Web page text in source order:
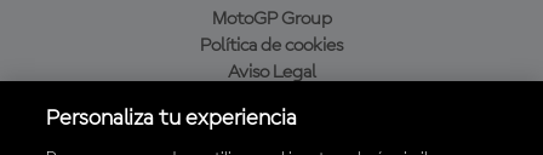
MotoGP Group
Política de cookies
Aviso Legal
Política de compra
Personaliza tu experiencia